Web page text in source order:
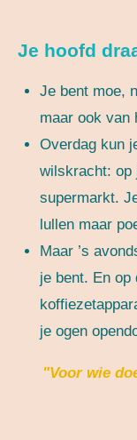
Je hoofd
Je bent moe,
maar ook van
Overdag kun
wilskracht: op
supermarkt.
lullen maar
Maar ’s
je bent. En
je ogen
"Voor wie